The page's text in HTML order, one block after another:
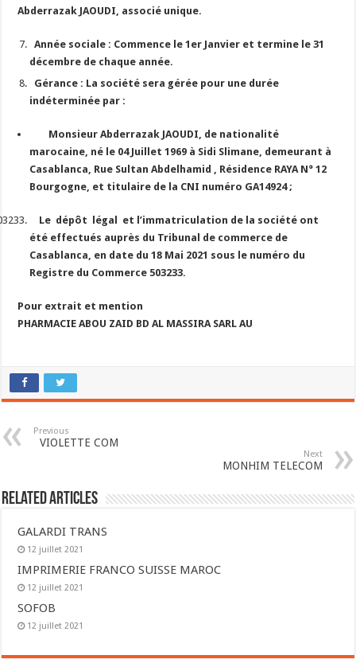
Abderrazak JAOUDI, associé unique.
Année sociale : Commence le 1er Janvier et termine le 31
décembre de chaque année.
Gérance : La société sera gérée pour une durée
indéterminée par :
Monsieur Abderrazak JAOUDI, de nationalité
marocaine, né le 04 Juillet 1969 à Sidi Slimane, demeurant à
Casablanca, Rue Sultan Abdelhamid , Résidence RAYA N° 12
Bourgogne, et titulaire de la CNI numéro GA14924 ;
Le dépôt légal et l’immatriculation de la société ont
été effectués auprès du Tribunal de commerce de
Casablanca, en date du 18 Mai 2021 sous le numéro du
Registre du Commerce 503233.
Pour extrait et mention
PHARMACIE ABOU ZAID BD AL MASSIRA SARL AU
Previous
VIOLETTE COM
Next
MONHIM TELECOM
Related Articles
GALARDI TRANS
12 juillet 2021
IMPRIMERIE FRANCO SUISSE MAROC
12 juillet 2021
SOFOB
12 juillet 2021